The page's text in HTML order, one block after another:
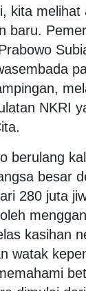
kita melihat
baru.
NKRI
berulang
besar
280 juta
kasihan
watak